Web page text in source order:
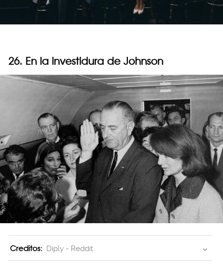
26. En la investidura de Johnson
Creditos: Diply - Reddit